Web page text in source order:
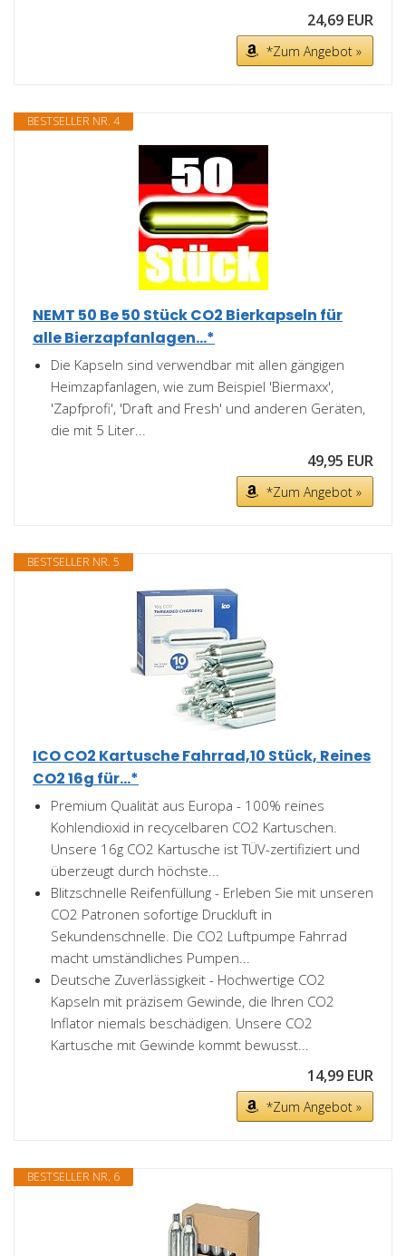
24,69 EUR
*Zum Angebot »
BESTSELLER NR. 4
NEMT 50 Be 50 Stück CO2 Bierkapseln für
alle Bierzapfanlagen...*
Die Kapseln sind verwendbar mit allen gängigen
Heimzapfanlagen, wie zum Beispiel 'Biermaxx',
'Zapfprofi', 'Draft and Fresh' und anderen Geräten,
die mit 5 Liter...
49,95 EUR
*Zum Angebot »
BESTSELLER NR. 5
ICO CO2 Kartusche Fahrrad,10 Stück, Reines
CO2 16g für...*
Premium Qualität aus Europa - 100% reines
Kohlendioxid in recycelbaren CO2 Kartuschen.
Unsere 16g CO2 Kartusche ist TÜV-zertifiziert und
überzeugt durch höchste...
Blitzschnelle Reifenfüllung - Erleben Sie mit unseren
CO2 Patronen sofortige Druckluft in
Sekundenschnelle. Die CO2 Luftpumpe Fahrrad
macht umständliches Pumpen...
Deutsche Zuverlässigkeit - Hochwertige CO2
Kapseln mit präzisem Gewinde, die Ihren CO2
Inflator niemals beschädigen. Unsere CO2
Kartusche mit Gewinde kommt bewusst...
14,99 EUR
*Zum Angebot »
BESTSELLER NR. 6